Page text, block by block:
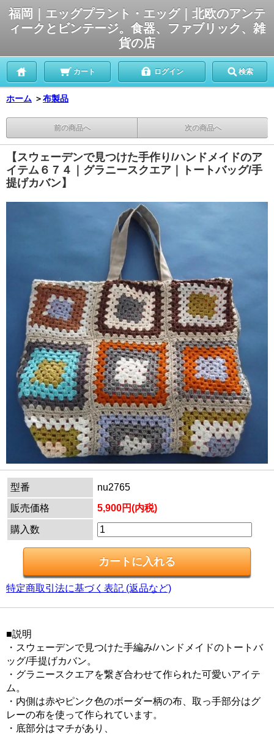
福岡｜エッグプラント・エッグ｜北欧のアンテ
ィークとビンテージ。食器、ファブリック、雑
貨の店
カート ログイン 検索
ホーム ＞布製品
前の商品へ 次の商品へ
【スウェーデンで見つけた手作り/ハンドメイドのア
イテム６７４｜グラニースクエア｜トートバッグ/手
提げカバン】
型番
nu2765
販売価格
5,900円(内税)
購入数
特定商取引法に基づく表記 (返品など)
■説明
・スウェーデンで見つけた手編み/ハンドメイドのトートバ
ッグ/手提げカバン。
・グラニースクエアを繋ぎ合わせて作られた可愛いアイテ
ム。
・内側は赤やピンク色のボーダー柄の布、取っ手部分はグ
レーの布を使って作られています。
・底部分はマチがあり、